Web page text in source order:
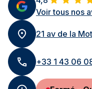
Voir tous nos
21 av de la
+33 1 43 06